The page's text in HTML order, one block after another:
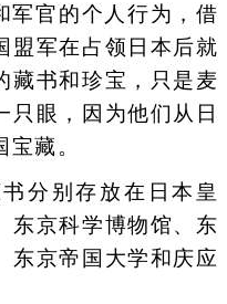
军官的个人行为，借
盟军在占领日本后就
藏书和珍宝，只是麦
只眼，因为他们从日
藏。
别存放在日本皇
东京科学博物馆、东
东京帝国大学和庆应